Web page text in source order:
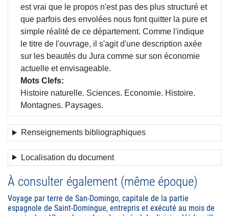
est vrai que le propos n'est pas des plus structuré et
que parfois des envolées nous font quitter la pure et
simple réalité de ce département. Comme l'indique
le titre de l'ouvrage, il s'agit d'une description axée
sur les beautés du Jura comme sur son économie
actuelle et envisageable.
Mots Clefs
Histoire naturelle. Sciences. Economie. Histoire.
Montagnes. Paysages.
Renseignements bibliographiques
Localisation du document
À consulter également (même époque)
Voyage par terre de San-Domingo, capitale de la partie
espagnole de Saint-Domingue, entrepris et exécuté au mois de